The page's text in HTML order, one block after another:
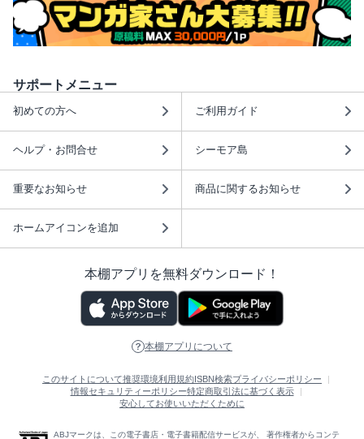
サポートメニュー
初めての方へ ご利用ガイド
ヘルプ・お問合せ シーモア島
重要なお知らせ 商品に関するお知らせ
ホームアイコンを追加
本棚アプリを無料ダウンロード！
本棚アプリについて
このサイトについて推奨環境利用規約ISBN検索プライバシーポリシー
情報セキュリティーポリシー特定商取引法に基づく表示
安心してお使いいただくために
ABJマークは、この電子書店・電子書籍配信サービスが、 著作権者からコンテ